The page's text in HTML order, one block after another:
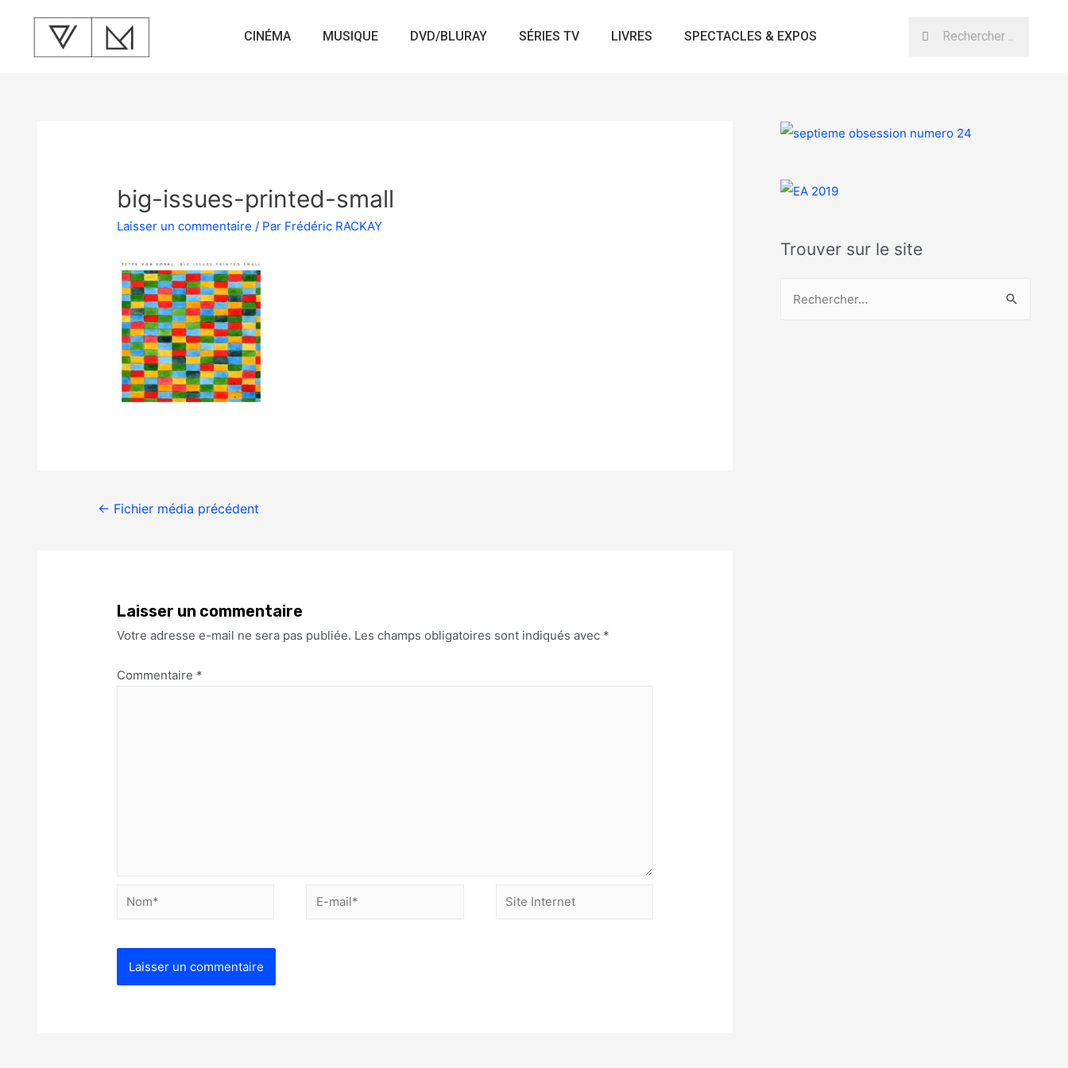
CINÉMA MUSIQUE DVD/BLURAY SÉRIES TV LIVRES SPECTACLES & EXPOS
big-issues-printed-small
Laisser un commentaire / Par Frédéric RACKAY
← Fichier média précédent
Laisser un commentaire
Votre adresse e-mail ne sera pas publiée. Les champs obligatoires sont indiqués avec *
Commentaire *
Trouver sur le site